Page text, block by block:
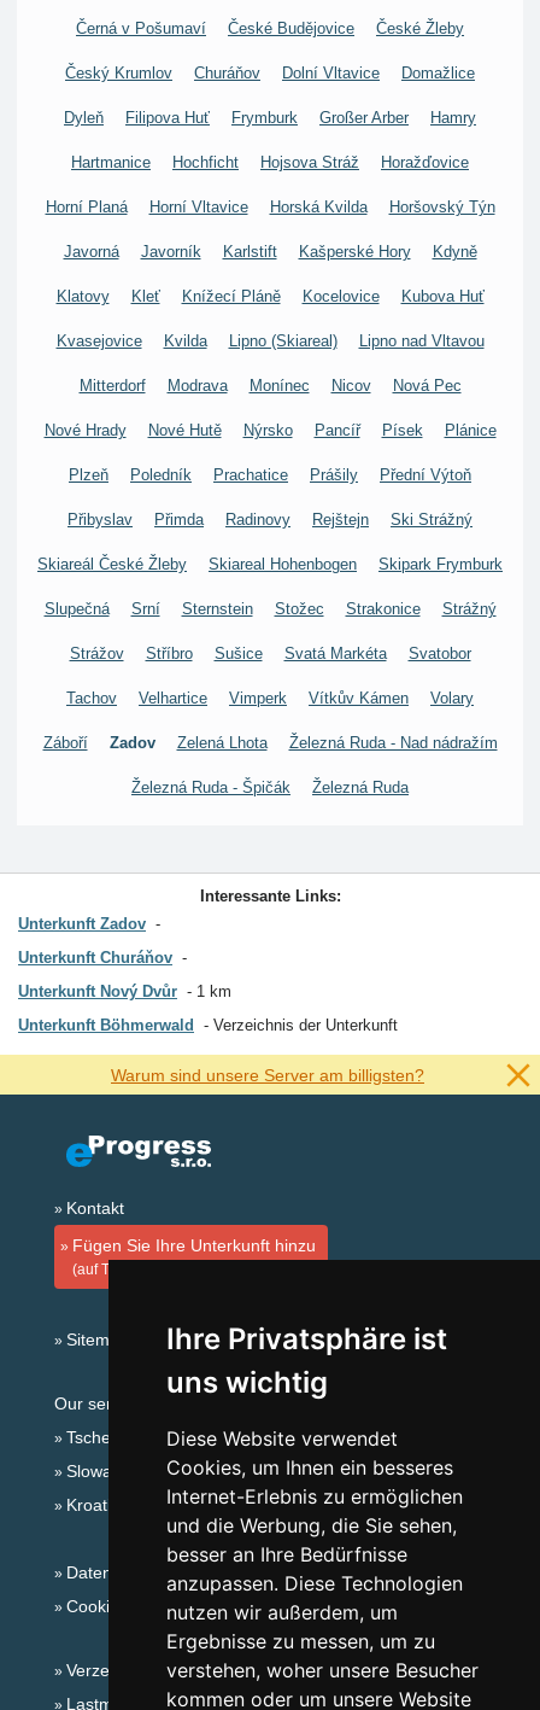
Ihre Privatsphäre ist
uns wichtig
Diese Website verwendet
Cookies, um Ihnen ein besseres
Internet-Erlebnis zu ermöglichen
und die Werbung, die Sie sehen,
besser an Ihre Bedürfnisse
anzupassen. Diese Technologien
nutzen wir außerdem, um
Ergebnisse zu messen, um zu
verstehen, woher unsere Besucher
kommen oder um unsere Website
Černá v Pošumaví České Budějovice České Žleby
Český Krumlov Churáňov Dolní Vltavice Domažlice
Dyleň Filipova Huť Frymburk Großer Arber Hamry
Hartmanice Hochficht Hojsova Stráž Horažďovice
Horní Planá Horní Vltavice Horská Kvilda Horšovský Týn
Javorná Javorník Karlstift Kašperské Hory Kdyně
Klatovy Kleť Knížecí Pláně Kocelovice Kubova Huť
Kvasejovice Kvilda Lipno (Skiareal) Lipno nad Vltavou
Mitterdorf Modrava Monínec Nicov Nová Pec
Nové Hrady Nové Hutě Nýrsko Pancíř Písek Plánice
Plzeň Poledník Prachatice Prášily Přední Výtoň
Přibyslav Přimda Radinovy Rejštejn Ski Strážný
Skiareál České Žleby Skiareal Hohenbogen Skipark Frymburk
Slupečná Srní Sternstein Stožec Strakonice Strážný
Strážov Stříbro Sušice Svatá Markéta Svatobor
Tachov Velhartice Vimperk Vítkův Kámen Volary
Záboří Zadov Zelená Lhota Železná Ruda - Nad nádražím
Železná Ruda - Špičák Železná Ruda
Interessante Links:
Unterkunft Zadov
Unterkunft Churáňov
Unterkunft Nový Dvůr
1 km
Unterkunft Böhmerwald
Verzeichnis der Unterkunft
Warum sind unsere Server am billigsten?
Kontakt
Fügen Sie Ihre Unterkunft hinzu
(auf Tschechisch)
Sitemap
Our servers:
Tschechische Gebirge
Slowakische Gebirge
Kroatien
Datenschutz
Cookies
Verzeichnis der Unterkunft
Lastminute Böhmerwald